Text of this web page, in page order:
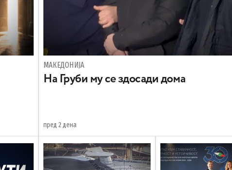
МАКЕДОНИЈА
На Груби му се здосади дома
пред 2 дена